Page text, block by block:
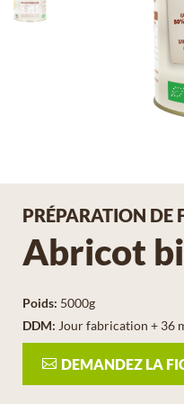
PRÉPARATION DE
Abricot
Poids: 5000g
DDM: Jour fabrication + 36
DEMANDEZ LA